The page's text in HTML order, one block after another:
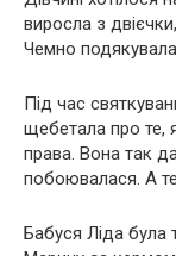
виросла з
Чемно
Під час
щебетала про те,
права. Вона так
побоювалася. А
Бабуся Ліда була